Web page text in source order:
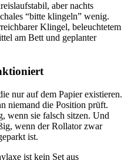
aber nachts
“bitte klingeln” wenig.
Klingel, beleuchtetem
am Bett und geplanter
nur auf dem Papier existieren.
niemand die Position prüft.
wenn sie falsch sitzen. Und
wenn der Rollator zwar
ist.
ist kein Set aus